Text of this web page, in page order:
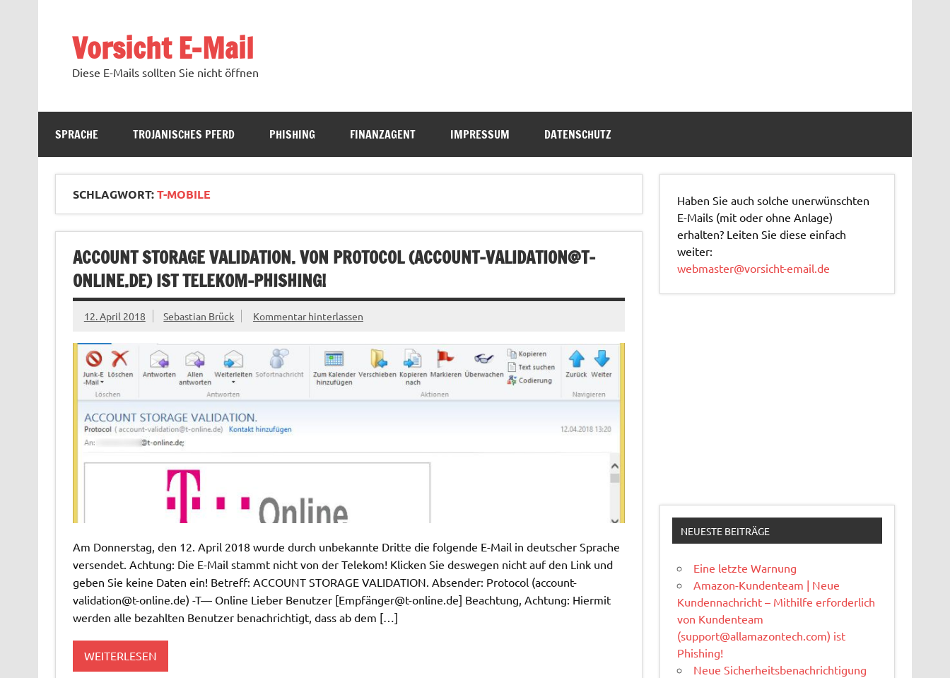
Vorsicht E-Mail
Diese E-Mails sollten Sie nicht öffnen
SPRACHE TROJANISCHES PFERD PHISHING FINANZAGENT IMPRESSUM DATENSCHUTZ
SCHLAGWORT:T-MOBILE
ACCOUNT STORAGE VALIDATION. VON PROTOCOL (ACCOUNT-VALIDATION@T-
ONLINE.DE) IST TELEKOM-PHISHING!
12. April 2018 Sebastian Brück Kommentar hinterlassen
Am Donnerstag, den 12. April 2018 wurde durch unbekannte Dritte die folgende E-Mail in deutscher Sprache
versendet. Achtung: Die E-Mail stammt nicht von der Telekom! Klicken Sie deswegen nicht auf den Link und
geben Sie keine Daten ein! Betreff: ACCOUNT STORAGE VALIDATION. Absender: Protocol (account-
validation@t-online.de) -T— Online Lieber Benutzer [Empfänger@t-online.de] Beachtung, Achtung: Hiermit
werden alle bezahlten Benutzer benachrichtigt, dass ab dem […]
WEITERLESEN
Haben Sie auch solche unerwünschten
E-Mails (mit oder ohne Anlage)
erhalten? Leiten Sie diese einfach
weiter:
webmaster@vorsicht-email.de
NEUESTE BEITRÄGE
Eine letzte Warnung
Amazon-Kundenteam | Neue
Kundennachricht – Mithilfe erforderlich
von Kundenteam
(support@allamazontech.com) ist
Phishing!
Neue Sicherheitsbenachrichtigung